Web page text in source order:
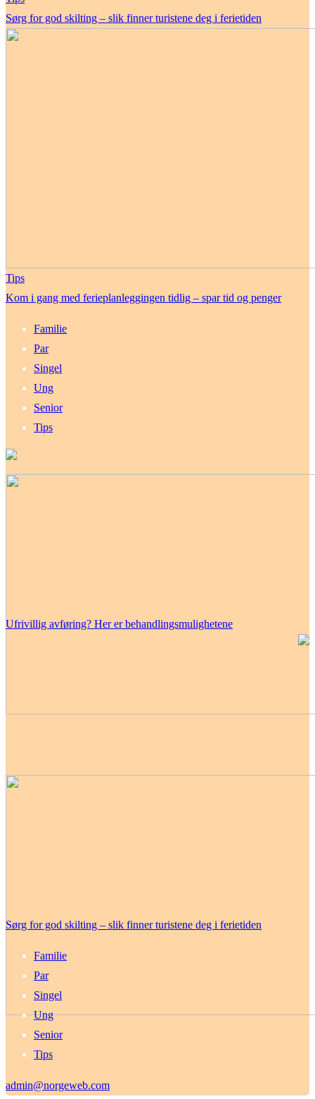
Sørg for god skilting – slik finner turistene deg i ferietiden
Tips
Kom i gang med ferieplanleggingen tidlig – spar tid og penger
Familie
Par
Singel
Ung
Senior
Tips
Ufrivillig avføring? Her er behandlingsmulighetene
Sørg for god skilting – slik finner turistene deg i ferietiden
Familie
Par
Singel
Ung
Senior
Tips
admin@norgeweb.com